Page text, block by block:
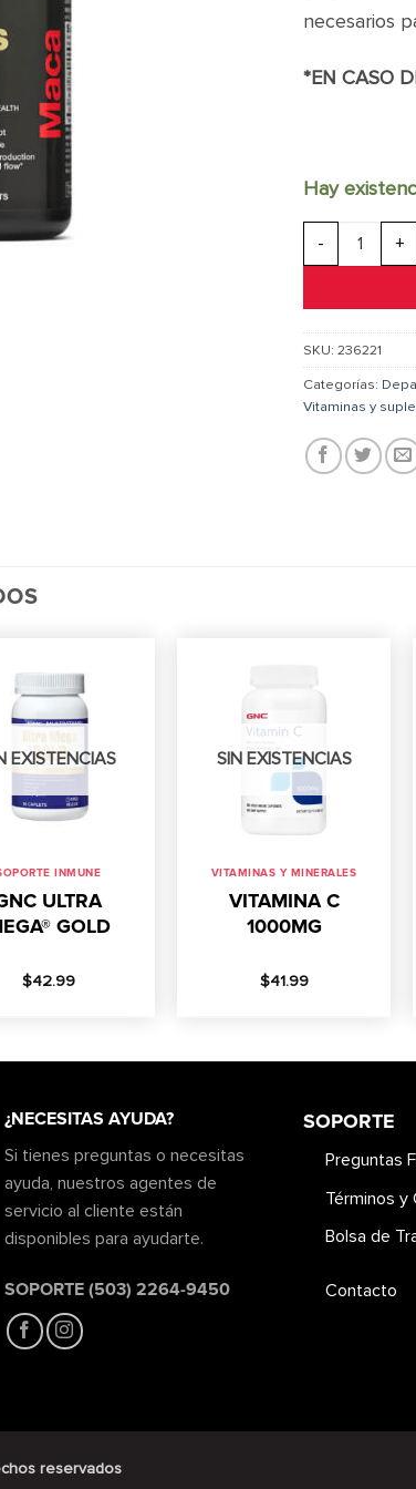
necesarios
*EN CASO
Hay
Men's Maca
SKU: 236221
Categorías:
Vitaminas y
EXISTENCIAS
INMUNE
ULTRA
GOLD
$42.99
SIN EXISTENCIAS
VITAMINAS Y MINERALES
VITAMINA C
1000MG
$41.99
¿NECESITAS AYUDA?
Si tienes preguntas o necesitas
ayuda, nuestros agentes de
servicio al cliente están
disponibles para ayudarte.
SOPORTE (503) 2264-9450
SOPORTE
Preguntas
Términos y
Bolsa de
Contacto
reservados